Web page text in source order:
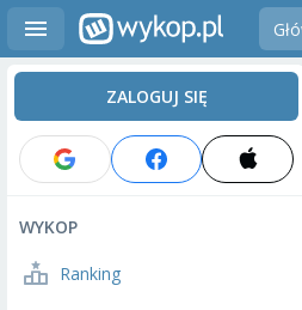
ZALOGUJ SIĘ
WYKOP
Ranking